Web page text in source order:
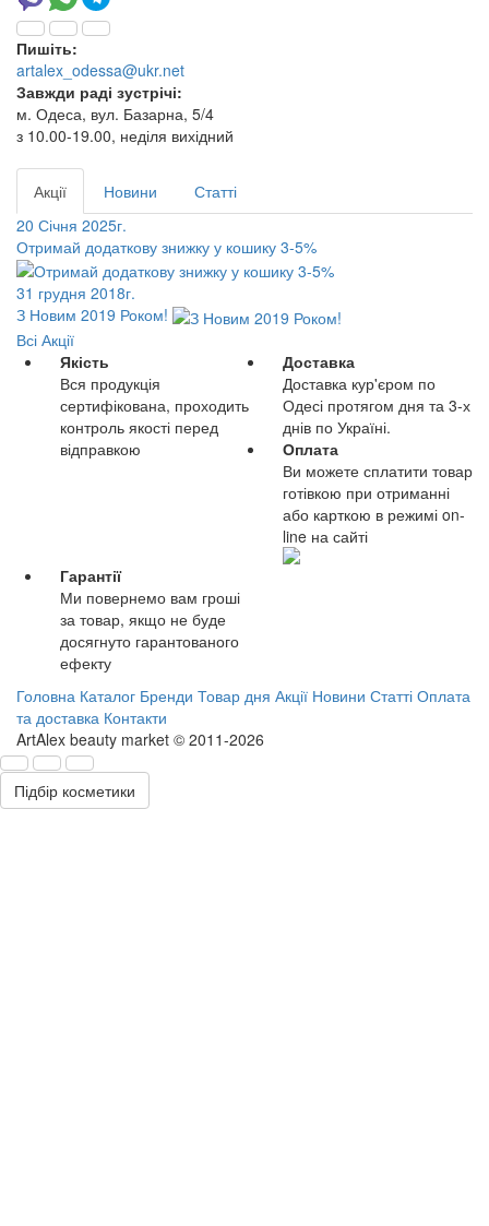
Пишіть:
artalex_odessa@ukr.net
Завжди раді зустрічі:
м. Одеса, вул. Базарна, 5/4
з 10.00-19.00, неділя вихідний
Акції Новини
Статті
20 Січня 2025г.
Отримай додаткову знижку у кошику 3-5%
31 грудня 2018г.
З Новим 2019 Роком!
Всі Акції
Якість
Вся продукція
сертифікована, проходить
контроль якості перед
відправкою
Доставка
Доставка кур'єром по
Одесі протягом дня та 3-х
днів по Україні.
Оплата
Ви можете сплатити товар
готівкою при отриманні
або карткою в режимі on-
line на сайті
Гарантії
Ми повернемо вам гроші
за товар, якщо не буде
досягнуто гарантованого
ефекту
Головна Каталог Бренди Товар дня Акції Новини Статті Оплата
та доставка Контакти
ArtAlex beauty market © 2011-2026
Підбір косметики